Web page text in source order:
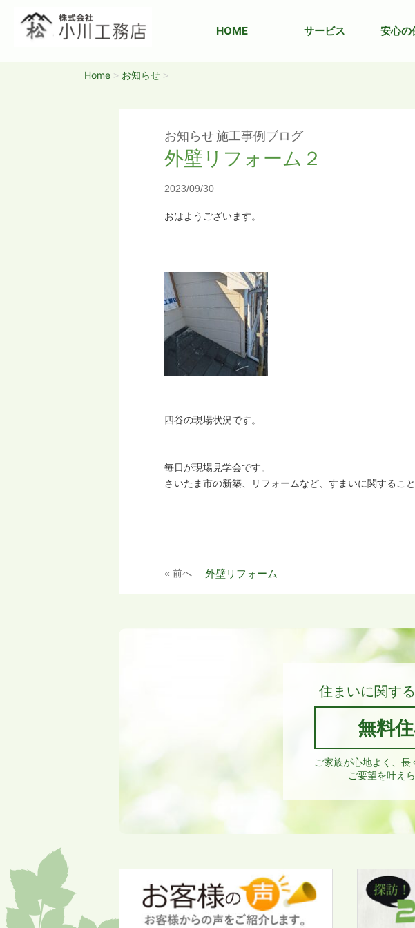
HOME サービス 安心の
Home > お知らせ >
お知らせ施工事例ブログ
外壁リフォーム２
2023/09/30
おはようございます。
四谷の現場状況です。
毎日が現場見学会です。
さいたま市の新築、リフォームなど、すまいに関するこ
« 前へ 外壁リフォーム
住まいに関す
無料
ご家族が心地よく、長
ご要望を叶え